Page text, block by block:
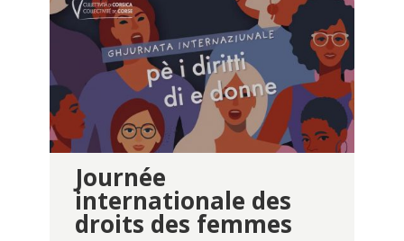
Journée
internationale des
droits des femmes